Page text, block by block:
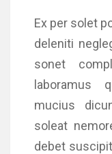
Ex per solet
deleniti
sonet
laboramus
mucius
soleat
debet